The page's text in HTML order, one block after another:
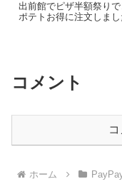
出前館でピザ半額祭り
ポテトお得に注文しまし
コメント
ホーム